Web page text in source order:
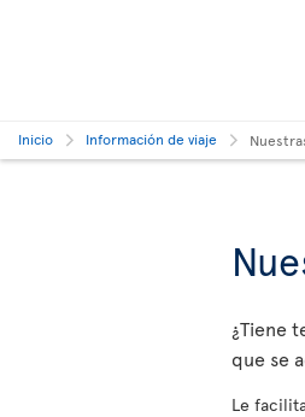
Inicio Información de viaje
¿Tiene
que se
Le